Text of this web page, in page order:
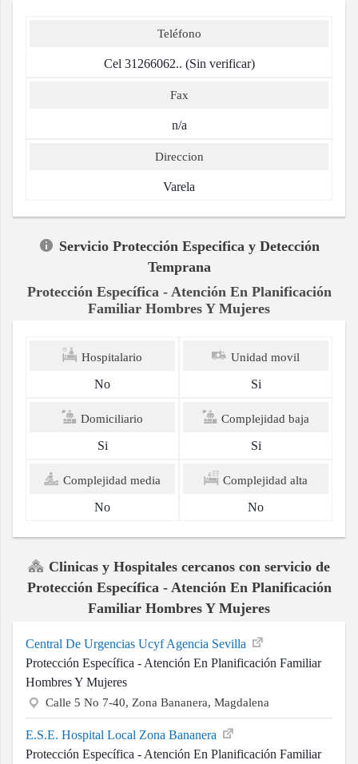
Teléfono
Cel 31266062.. (Sin verificar)
Fax
n/a
Direccion
Varela
Servicio Protección Especifica y Detección
Temprana
Protección Específica - Atención En Planificación
Familiar Hombres Y Mujeres
Hospitalario
No
Unidad movil
Si
Domiciliario
Si
Complejidad baja
Si
Complejidad media
No
Complejidad alta
No
Clinicas y Hospitales cercanos con servicio de
Protección Específica - Atención En Planificación
Familiar Hombres Y Mujeres
Central De Urgencias Ucyf Agencia Sevilla
Protección Específica - Atención En Planificación Familiar
Hombres Y Mujeres
Calle 5 No 7-40, Zona Bananera, Magdalena
E.S.E. Hospital Local Zona Bananera
Protección Específica - Atención En Planificación Familiar